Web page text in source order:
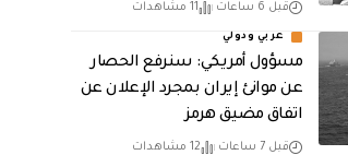
قبل 6 ساعات 11 مشاهدات
عربي ودولي
مسؤول أمريكي: سنرفع الحصار
عن موانئ إيران بمجرد الإعلان عن
اتفاق مضيق هرمز
قبل 7 ساعات 12 مشاهدات